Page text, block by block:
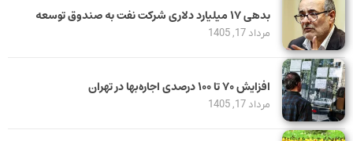
بدهی ١٧ میلیارد دلاری شرکت نفت به صندوق توسعه
مرداد 17, 1405
افزایش ۷۰ تا ۱۰۰ درصدی اجاره‌بها در تهران
مرداد 17, 1405